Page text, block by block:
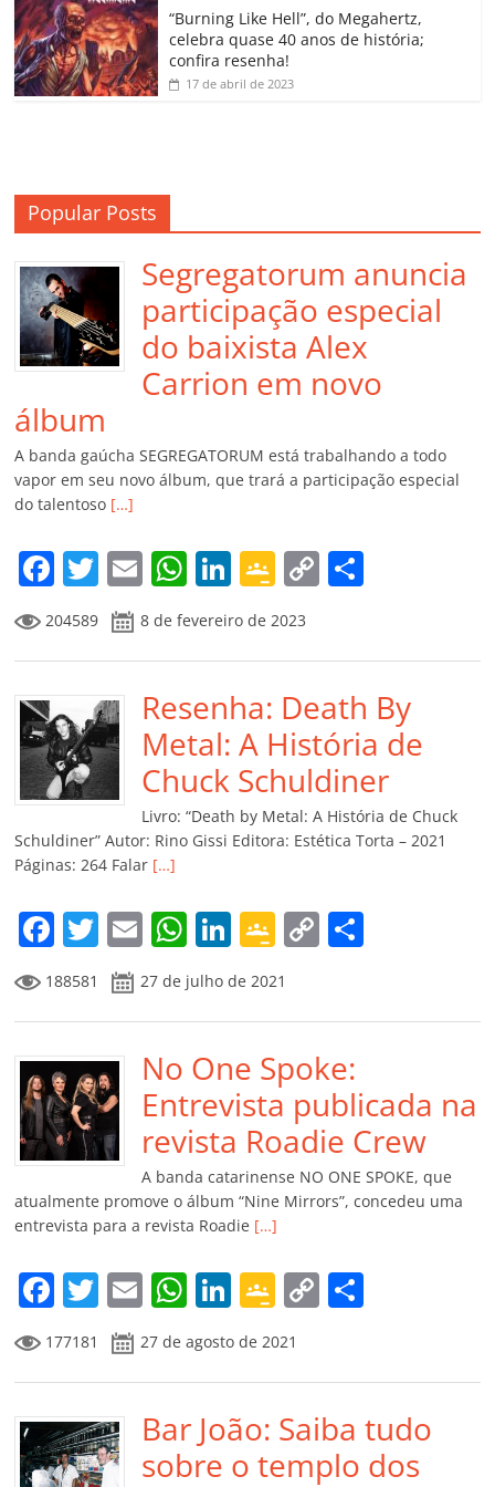
o
m
“Burning Like Hell”, do Megahertz,
celebra quase 40 anos de história;
confira resenha!
17 de abril de 2023
Popular Posts
Segregatorum anuncia
participação especial
do baixista Alex
Carrion em novo
álbum
A banda gaúcha SEGREGATORUM está trabalhando a todo
vapor em seu novo álbum, que trará a participação especial
do talentoso […]
F
a
c
e
b
o
o
k
T
w
itt
er
E
m
ai
l
W
at
s
A
p
p
Li
k
e
dI
n
G
o
o
gl
e
Cl
a
ss
ro
m
C
y
Li
n
k
p
ar
til
h
ar
204589 8 de fevereiro de 2023
Resenha: Death By
Metal: A História de
Chuck Schuldiner
Livro: “Death by Metal: A História de Chuck
Schuldiner” Autor: Rino Gissi Editora: Estética Torta – 2021
Páginas: 264 Falar […]
F
a
c
e
b
o
o
k
T
w
itt
er
E
m
ai
l
W
h
at
s
A
p
p
Li
n
k
e
dI
n
G
o
o
gl
e
Cl
a
ss
ro
o
m
C
y
Li
n
k
p
til
h
ar
188581 27 de julho de 2021
No One Spoke:
Entrevista publicada na
revista Roadie Crew
A banda catarinense NO ONE SPOKE, que
atualmente promove o álbum “Nine Mirrors”, concedeu uma
entrevista para a revista Roadie […]
F
a
c
e
b
o
T
w
itt
er
E
m
ai
l
W
at
s
A
p
Li
n
k
e
dI
n
G
o
o
gl
e
Cl
C
y
Li
n
p
ar
til
177181 27 de agosto de 2021
Bar João: Saiba tudo
sobre o templo dos